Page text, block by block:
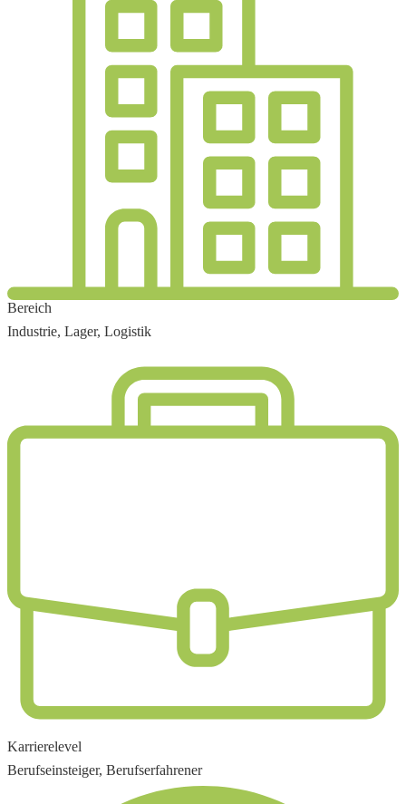
Bereich
Industrie, Lager, Logistik
Karrierelevel
Berufseinsteiger, Berufserfahrener